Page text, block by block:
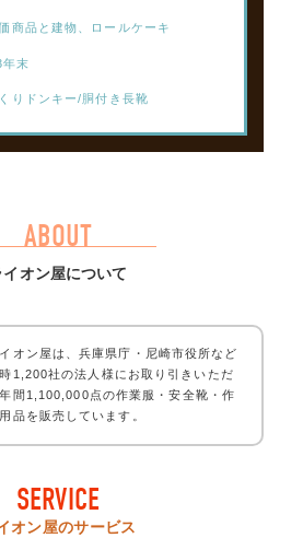
商品と建物、ロールケーキ
末
りドンキー/胴付き長靴
ABOUT
イオン屋について
オン屋は、兵庫県庁・尼崎市役所など
1,200社の法人様にお取り引きいただ
間1,100,000点の作業服・安全靴・作
品を販売しています。
SERVICE
オン屋のサービス